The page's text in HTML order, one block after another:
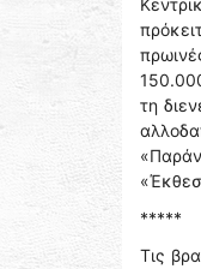
τη
*****
Τις